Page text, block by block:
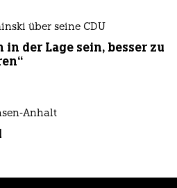
über seine CDU
in der Lage sein, besser zu
Anhalt